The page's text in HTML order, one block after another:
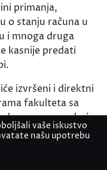
primanja,
o stanju računa u
i mnoga druga
kasnije predati
izvršeni i direktni
fakulteta sa
se da će
i mnoga druga
ocena,
osnovne i
vaše iskustvo
našu upotrebu